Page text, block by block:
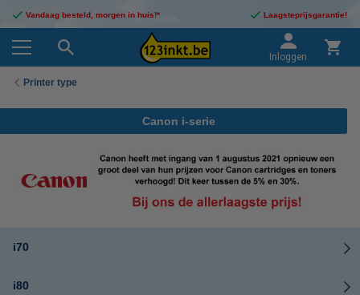
Vandaag besteld, morgen in huis!* Laagsteprijsgarantie!
Inloggen
Printer type
Canon i-serie
i70
i80